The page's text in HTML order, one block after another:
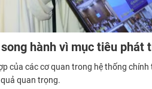
hành vì mục tiêu phát
của các cơ quan trong hệ thống
quan trọng.